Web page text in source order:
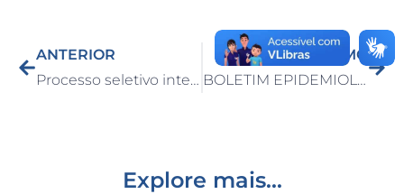
e
b
e
dI
te
r
l
at
s
A
ANTERIOR
Processo seletivo intermediado pelo PAT atendeu 95 candidatos em dois dias
PRÓXIMO
BOLETIM EPIDEMIOLÓGICO DO DIA 25/01/2023
Explore mais...